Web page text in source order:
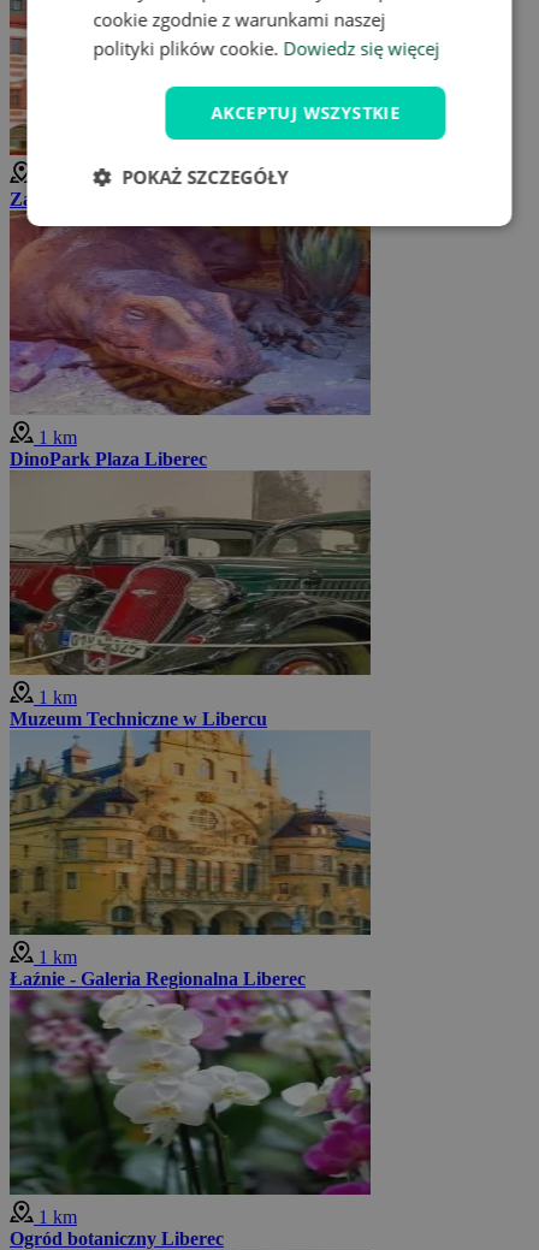
Zamek Liberec
1 km
DinoPark Plaza Liberec
1 km
Muzeum Techniczne w Libercu
1 km
Łaźnie - Galeria Regionalna Liberec
1 km
Ogród botaniczny Liberec
cookie zgodnie z warunkami naszej
polityki plików cookie. Dowiedz się więcej
AKCEPTUJ WSZYSTKIE
POKAŻ SZCZEGÓŁY